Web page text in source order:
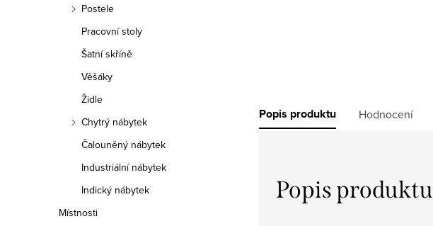
Postele
Pracovní stoly
Šatní skříně
Věšáky
Židle
Chytrý nábytek
Čalouněný nábytek
Industriální nábytek
Indický nábytek
Místnosti
Popis produktu Hodnocení
Popis produktu